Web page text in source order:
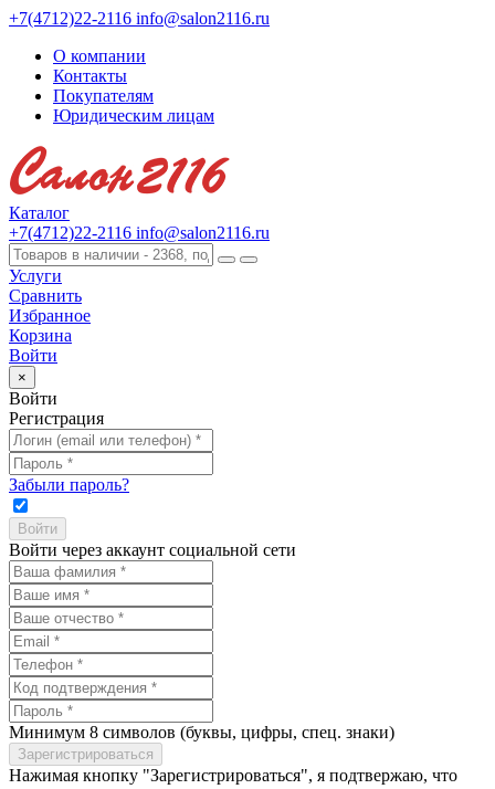
+7(4712)22-2116 info@salon2116.ru
О компании
Контакты
Покупателям
Юридическим лицам
Каталог
+7(4712)22-2116 info@salon2116.ru
Услуги
Сравнить
Избранное
Корзина
Войти
×
Войти
Регистрация
Забыли пароль?
Войти через аккаунт социальной сети
Минимум 8 символов (буквы, цифры, спец. знаки)
Нажимая кнопку "Зарегистрироваться", я подтвержаю, что